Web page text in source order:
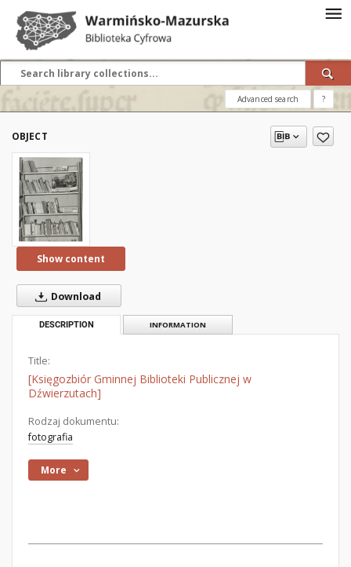
Advanced search ?
OBJECT
Show content
Download
DESCRIPTION INFORMATION
Title:
[Księgozbiór Gminnej Biblioteki Publicznej w
Dźwierzutach]
Rodzaj dokumentu:
fotografia
More